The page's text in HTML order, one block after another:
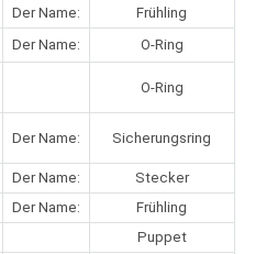
Der Name:
Frühling
Der Name:
O-Ring
O-Ring
Der Name: Sicherungsring
Der Name:
Stecker
Der Name:
Frühling
Puppet